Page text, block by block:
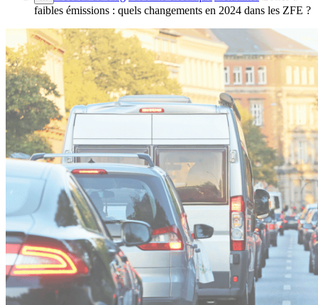
faibles émissions : quels changements en 2024 dans les ZFE ?